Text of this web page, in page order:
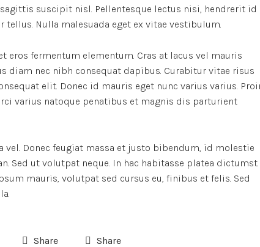
suscipit nisl. Pellentesque lectus nisi, hendrerit id
Nulla malesuada eget ex vitae vestibulum.
eros fermentum elementum. Cras at lacus vel mauris
diam nec nibh consequat dapibus. Curabitur vitae risus
elit. Donec id mauris eget nunc varius varius.
varius natoque penatibus et magnis dis parturient
Donec feugiat massa et justo bibendum, id molestie
Sed ut volutpat neque. In hac habitasse platea dictumst.
mauris, volutpat sed cursus eu, finibus et felis. Sed
Share Share